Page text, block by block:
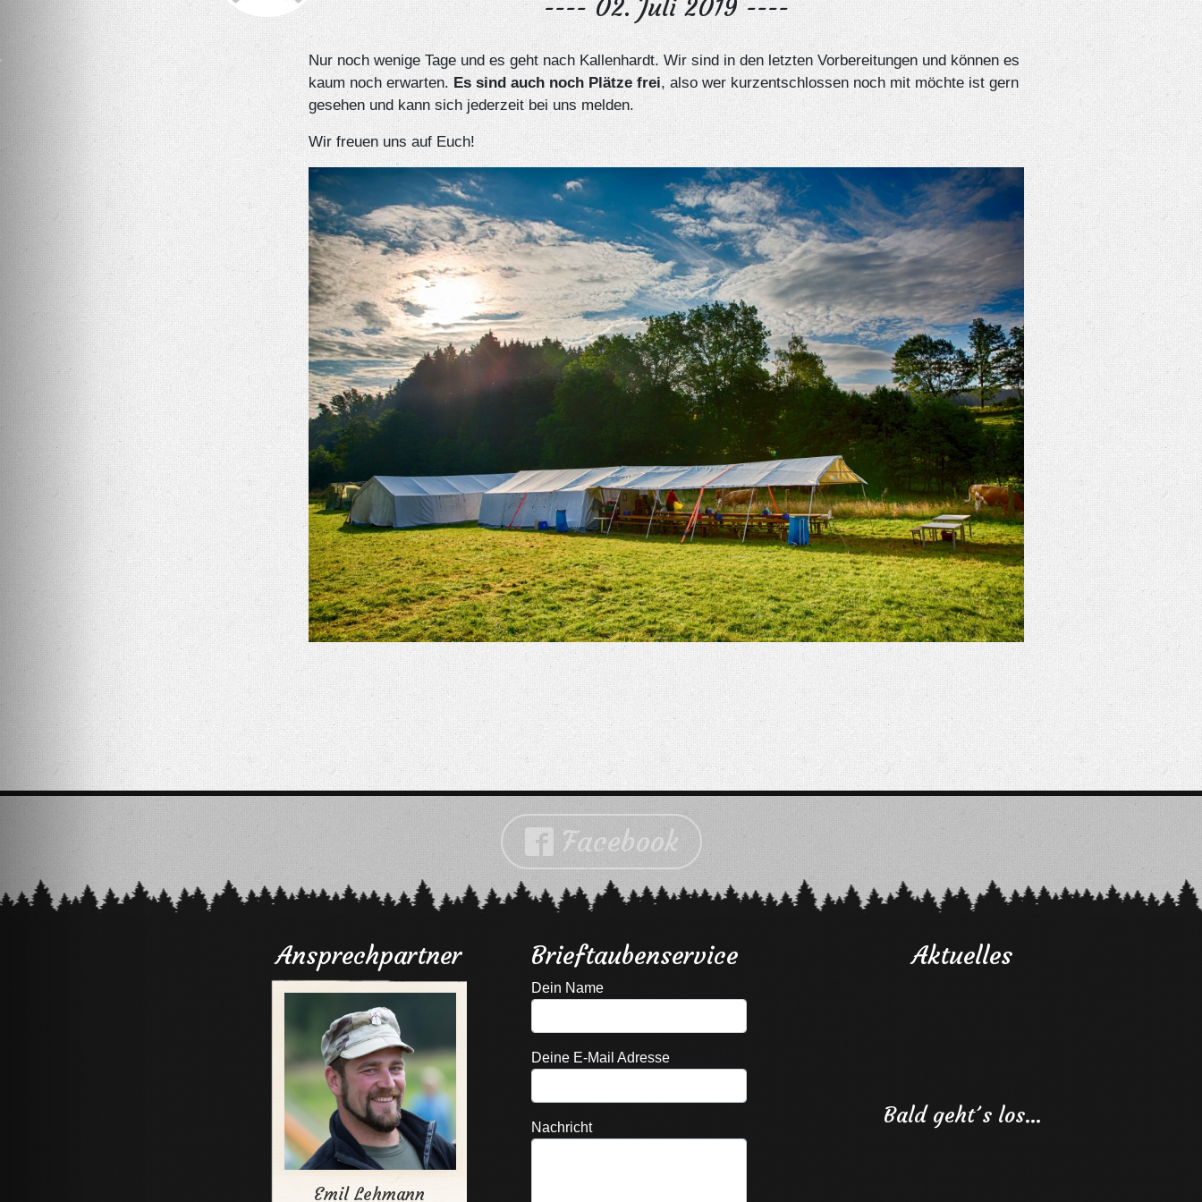
---- 02. Juli 2019 ----
Nur noch wenige Tage und es geht nach Kallenhardt. Wir sind in den letzten Vorbereitungen und können es
kaum noch erwarten.Es sind auch noch Plätze frei, also wer kurzentschlossen noch mit möchte ist gern
gesehen und kann sich jederzeit bei uns melden.
Wir freuen uns auf Euch!
 Facebook
Ansprechpartner
Emil Lehmann
Brieftaubenservice
Dein Name
Deine E-Mail Adresse
Nachricht
Aktuelles
Bald geht´s los…